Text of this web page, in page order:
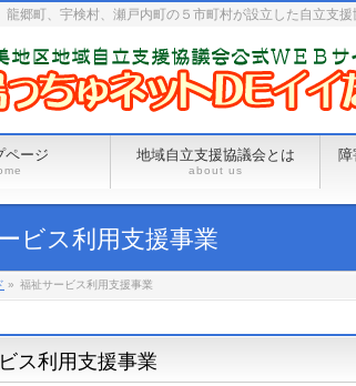
龍郷町、宇検村、瀬戸内町の５市町村が設立した自立支
ページ 地域自立支援協議会とは
about us
ビス利用支援事業
» 福祉サービス利用支援事業
ス利用支援事業